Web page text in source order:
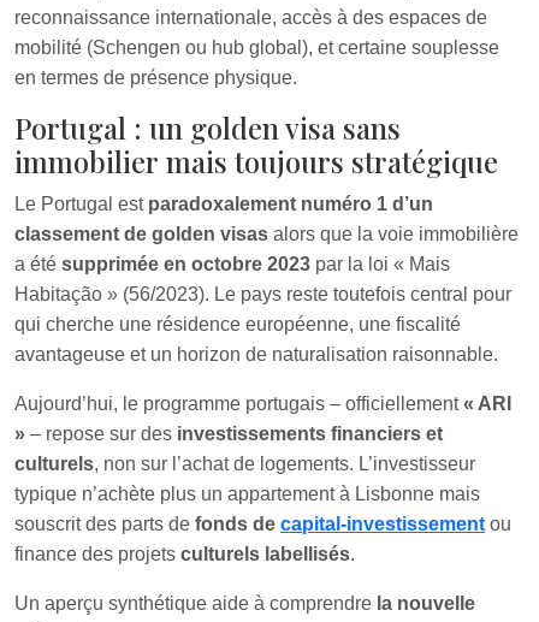
reconnaissance internationale, accès à des espaces de
mobilité (Schengen ou hub global), et certaine souplesse
en termes de présence physique.
Portugal : un golden visa sans
immobilier mais toujours stratégique
Le Portugal est paradoxalement numéro 1 d’un
classement de golden visas alors que la voie immobilière
a été supprimée en octobre 2023 par la loi « Mais
Habitação » (56/2023). Le pays reste toutefois central pour
qui cherche une résidence européenne, une fiscalité
avantageuse et un horizon de naturalisation raisonnable.
Aujourd’hui, le programme portugais – officiellement« ARI
» – repose sur des investissements financiers et
culturels, non sur l’achat de logements. L’investisseur
typique n’achète plus un appartement à Lisbonne mais
souscrit des parts de fonds de capital-investissement ou
finance des projets culturels labellisés.
Un aperçu synthétique aide à comprendre la nouvelle